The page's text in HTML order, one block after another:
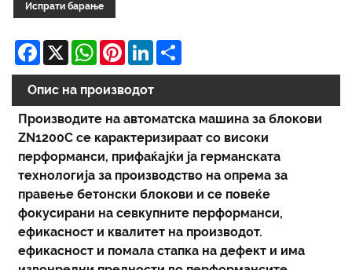
Испрати барање
Facebook
X WhatsApp
PinterestLinkedIn
Опис на производот
Производите на автоматска машина за блокови
ZN1200C се карактеризираат со високи
перформанси, прифаќајќи ја германската
технологија за производство на опрема за
правење бетонски блокови и се повеќе
фокусирани на севкупните перформанси,
ефикасност и квалитет на производот.
ефикасност и помала стапка на дефект и има